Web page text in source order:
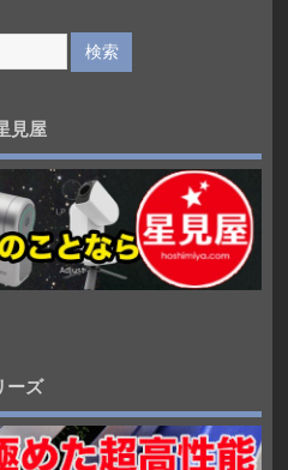
見屋
ーズ